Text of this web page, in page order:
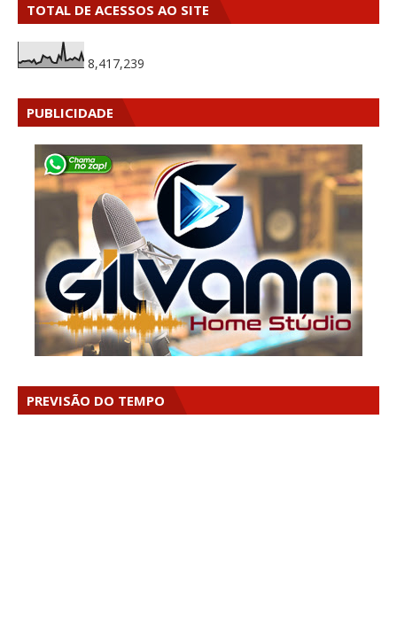
TOTAL DE ACESSOS AO SITE
8,417,239
PUBLICIDADE
PREVISÃO DO TEMPO